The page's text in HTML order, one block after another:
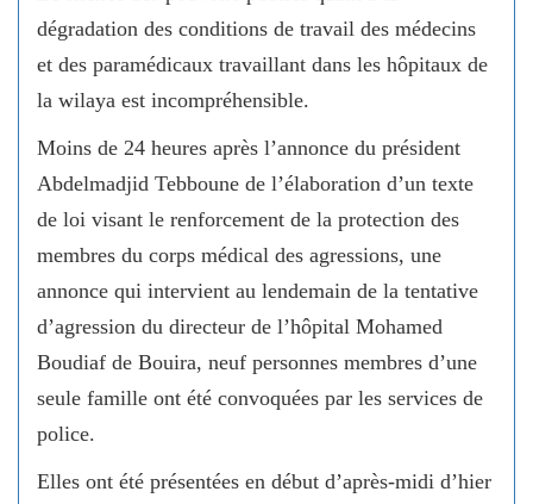
dégradation des conditions de travail des médecins
et des paramédicaux travaillant dans les hôpitaux de
la wilaya est incompréhensible.
Moins de 24 heures après l’annonce du président
Abdelmadjid Tebboune de l’élaboration d’un texte
de loi visant le renforcement de la protection des
membres du corps médical des agressions, une
annonce qui intervient au lendemain de la tentative
d’agression du directeur de l’hôpital Mohamed
Boudiaf de Bouira, neuf personnes membres d’une
seule famille ont été convoquées par les services de
police.
Elles ont été présentées en début d’après-midi d’hier